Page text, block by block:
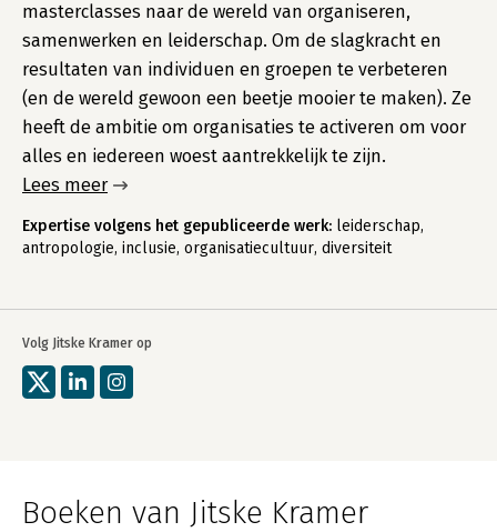
Volg Jitske Kramer op
masterclasses naar de wereld van organiseren,
samenwerken en leiderschap. Om de slagkracht en
resultaten van individuen en groepen te verbeteren
(en de wereld gewoon een beetje mooier te maken). Ze
heeft de ambitie om organisaties te activeren om voor
alles en iedereen woest aantrekkelijk te zijn.
Lees meer
Expertise volgens het gepubliceerde werk: leiderschap,
antropologie, inclusie, organisatiecultuur, diversiteit
Boeken van Jitske Kramer